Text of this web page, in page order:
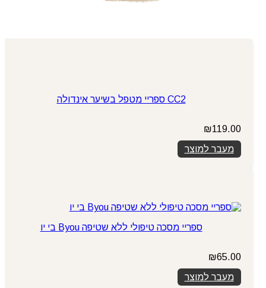
CC2 ספריי מטפל בשיער אינדולה
₪119.00
מעבר למוצר
ספריי מסכה טיפולי ללא שטיפה Byou בי יו
₪65.00
מעבר למוצר